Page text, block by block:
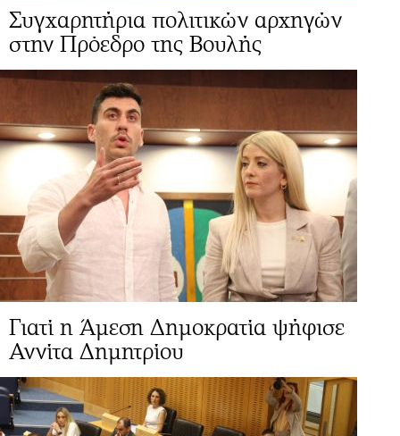
Συγχαρητήρια πολιτικών αρχηγών
στην Πρόεδρο της Βουλής
Γιατί η Άμεση Δημοκρατία ψήφισε
Αννίτα Δημητρίου